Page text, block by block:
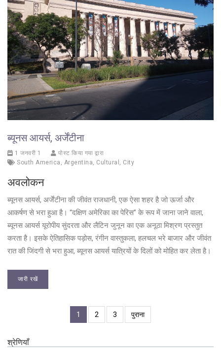
ब्यूनस आयर्स, अर्जेंटीना
1 जनवरी 1
पोस्ट किया गया द्वारा
South America , Argentina, Cultural , City
अवलोकन
ब्यूनस आयर्स, अर्जेंटीना की जीवंत राजधानी, एक ऐसा शहर है जो ऊर्जा और
आकर्षण से भरा हुआ है। “दक्षिण अमेरिका का पेरिस” के रूप में जाना जाने वाला,
ब्यूनस आयर्स यूरोपीय सुंदरता और लैटिन जुनून का एक अनूठा मिश्रण प्रस्तुत
करता है। इसके ऐतिहासिक पड़ोस, रंगीन वास्तुकला, हलचल भरे बाजार और जीवंत
रात की जिंदगी से भरा हुआ, ब्यूनस आयर्स यात्रियों के दिलों को मोहित कर लेता है।
जारी रखें
1 2 3 पुराना
श्रेणियाँ